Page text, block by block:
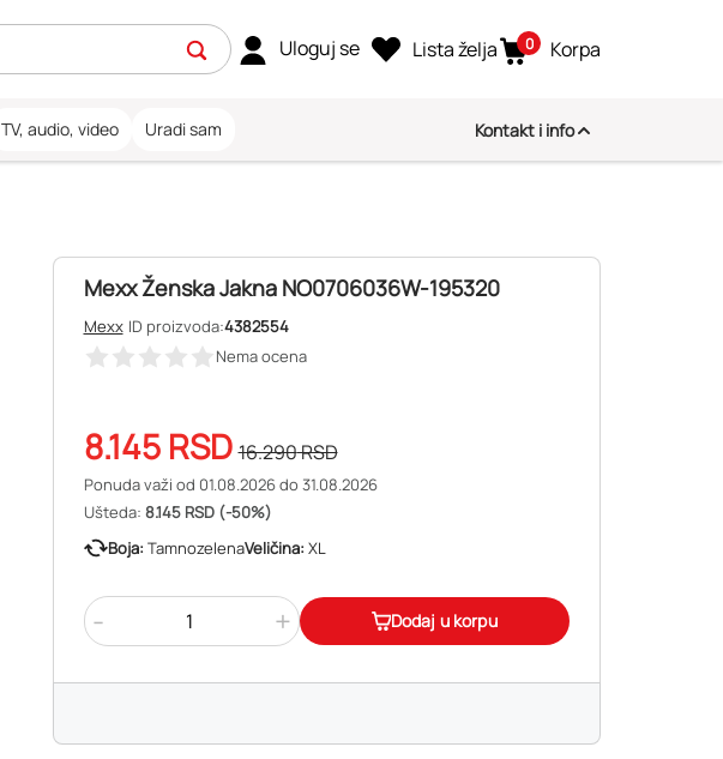
Uloguj se Lista želja 0 Korpa
TV, audio, video Uradi sam Kontakt i info
Mexx Ženska Jakna NO0706036W-195320
Mexx ID proizvoda:4382554
Nema ocena
8.145RSD 16.290RSD
Ponuda važi od 01.08.2026 do 31.08.2026
Ušteda: 8.145 RSD (-50%)
Boja: TamnozelenaVeličina: XL
- + Dodaj u korpu